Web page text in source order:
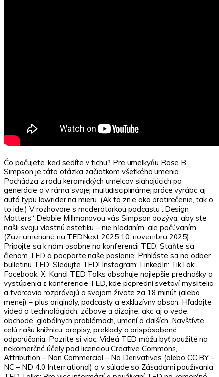
Čo počujete, keď sedíte v tichu? Pre umelkyňu Rose B.
Simpson je táto otázka začiatkom všetkého umenia.
Pochádza z radu keramických umelcov siahajúcich po
generácie a v rámci svojej multidisciplinárnej práce vyrába aj
autá typu lowrider na mieru. (Ak to znie ako protirečenie, tak o
to ide.) V rozhovore s moderátorkou podcastu „Design
Matters“ Debbie Millmanovou vás Simpson pozýva, aby ste
našli svoju vlastnú estetiku – nie hľadaním, ale počúvaním.
(Zaznamenané na TEDNext 2025 10. novembra 2025)
Pripojte sa k nám osobne na konferencii TED: Staňte sa
členom TED a podporte naše poslanie: Prihláste sa na odber
bulletinu TED: Sledujte TED! Instagram: LinkedIn: TikTok:
Facebook: X: Kanál TED Talks obsahuje najlepšie prednášky a
vystúpenia z konferencie TED, kde poprední svetoví myslitelia
a tvorcovia rozprávajú o svojom živote za 18 minút (alebo
menej) – plus originály, podcasty a exkluzívny obsah. Hľadajte
videá o technológiách, zábave a dizajne, ako aj o vede,
obchode, globálnych problémoch, umení a ďalších. Navštívte
celú našu knižnicu, prepisy, preklady a prispôsobené
odporúčania. Pozrite si viac: Videá TED môžu byť použité na
nekomerčné účely pod licenciou Creative Commons,
Attribution – Non Commercial – No Derivatives (alebo CC BY –
NC – ND 4.0 International) a v súlade so Zásadami používania